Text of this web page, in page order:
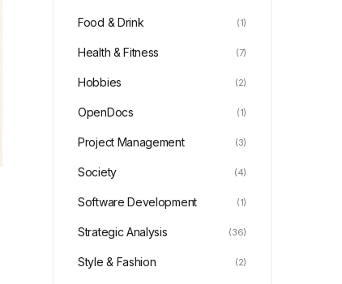
Food & Drink (1)
Health & Fitness (7)
Hobbies (2)
OpenDocs (1)
Project Management (3)
Society (4)
Software Development (1)
Strategic Analysis (36)
Style & Fashion (2)